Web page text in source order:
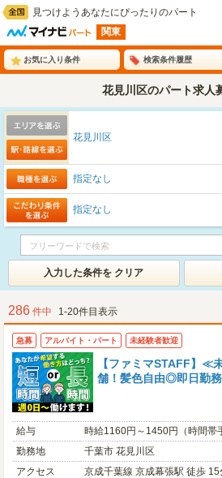
見つけようあなたにぴったりのパート
関東
お気に入り条件 検索条件履歴
花見川区のパート求人
花見川区
指定なし
指定なし
入力した条件を クリア
286 件中 1-20件目表示
急募 アルバイト・パート 未経験者歓迎
【ファミマSTAFF】≪
舗！髪色自由◎即日勤
給与
時給1160円～1450円（時間帯
勤務地
千葉市 花見川区
アクセス
京成千葉線 京成幕張駅 徒歩 15